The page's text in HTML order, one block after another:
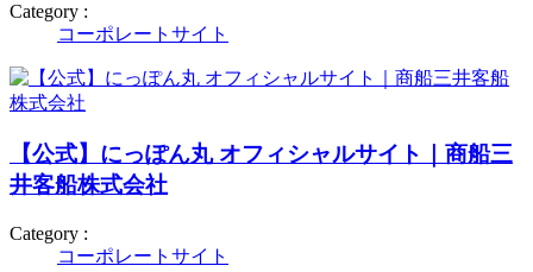
Category :
コーポレートサイト
【公式】にっぽん丸 オフィシャルサイト｜商船三
井客船株式会社
Category :
コーポレートサイト